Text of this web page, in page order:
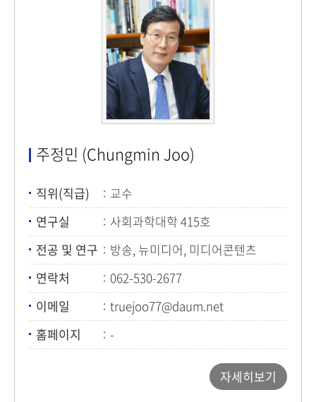
주정민 (Chungmin Joo)
직위(직급)
교수
연구실
사회과학대학 415호
전공 및 연구
방송, 뉴미디어, 미디어콘텐츠
연락처
062-530-2677
이메일
truejoo77@daum.net
홈페이지
-
자세히보기